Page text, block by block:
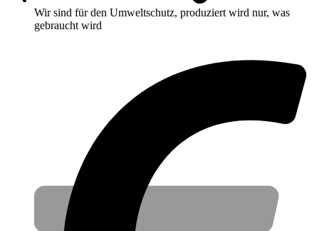
Wir sind für den Umweltschutz, produziert wird nur, was
gebraucht wird